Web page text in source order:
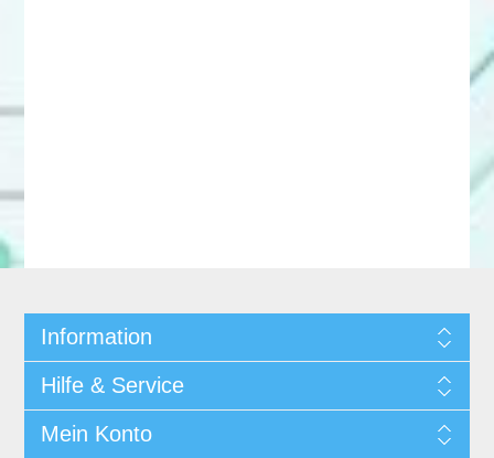
Information
Hilfe & Service
Mein Konto